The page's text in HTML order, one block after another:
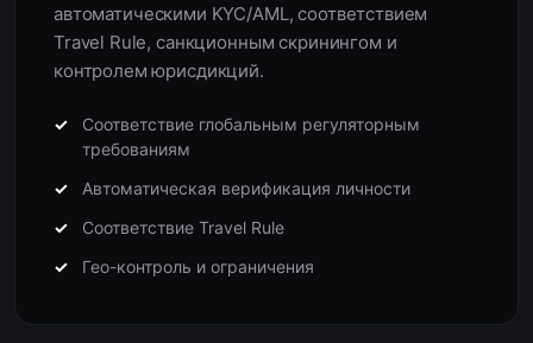
автоматическими KYC/AML, соответствием
Travel Rule, санкционным скринингом и
контролем юрисдикций.
Соответствие глобальным регуляторным
требованиям
Автоматическая верификация личности
Соответствие Travel Rule
Гео-контроль и ограничения